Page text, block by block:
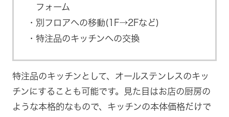
フォーム
別フロアへの移動(1F→2Fなど)
特注品のキッチンへの交換
特注品のキッチンとして、オールステンレスのキッ
チンにすることも可能です。見た目はお店の厨房の
ような本格的なもので、キッチンの本体価格だけで